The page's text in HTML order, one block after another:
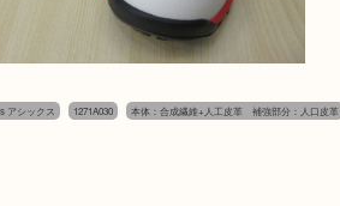
アシックス 1271A030 本体：合成繊維+人工皮革 補強部分：人口皮革